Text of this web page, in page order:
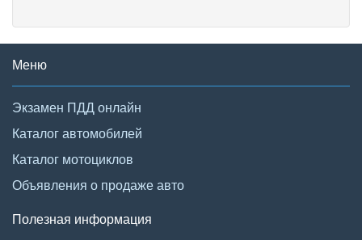
Меню
Экзамен ПДД онлайн
Каталог автомобилей
Каталог мотоциклов
Объявления о продаже авто
Полезная информация